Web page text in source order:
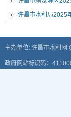
主办单位: 许昌市水利
政府网站标识码：